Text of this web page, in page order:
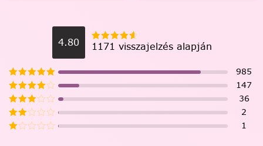
4.80 1171 visszajelzés alapján
985
147
36
2
1